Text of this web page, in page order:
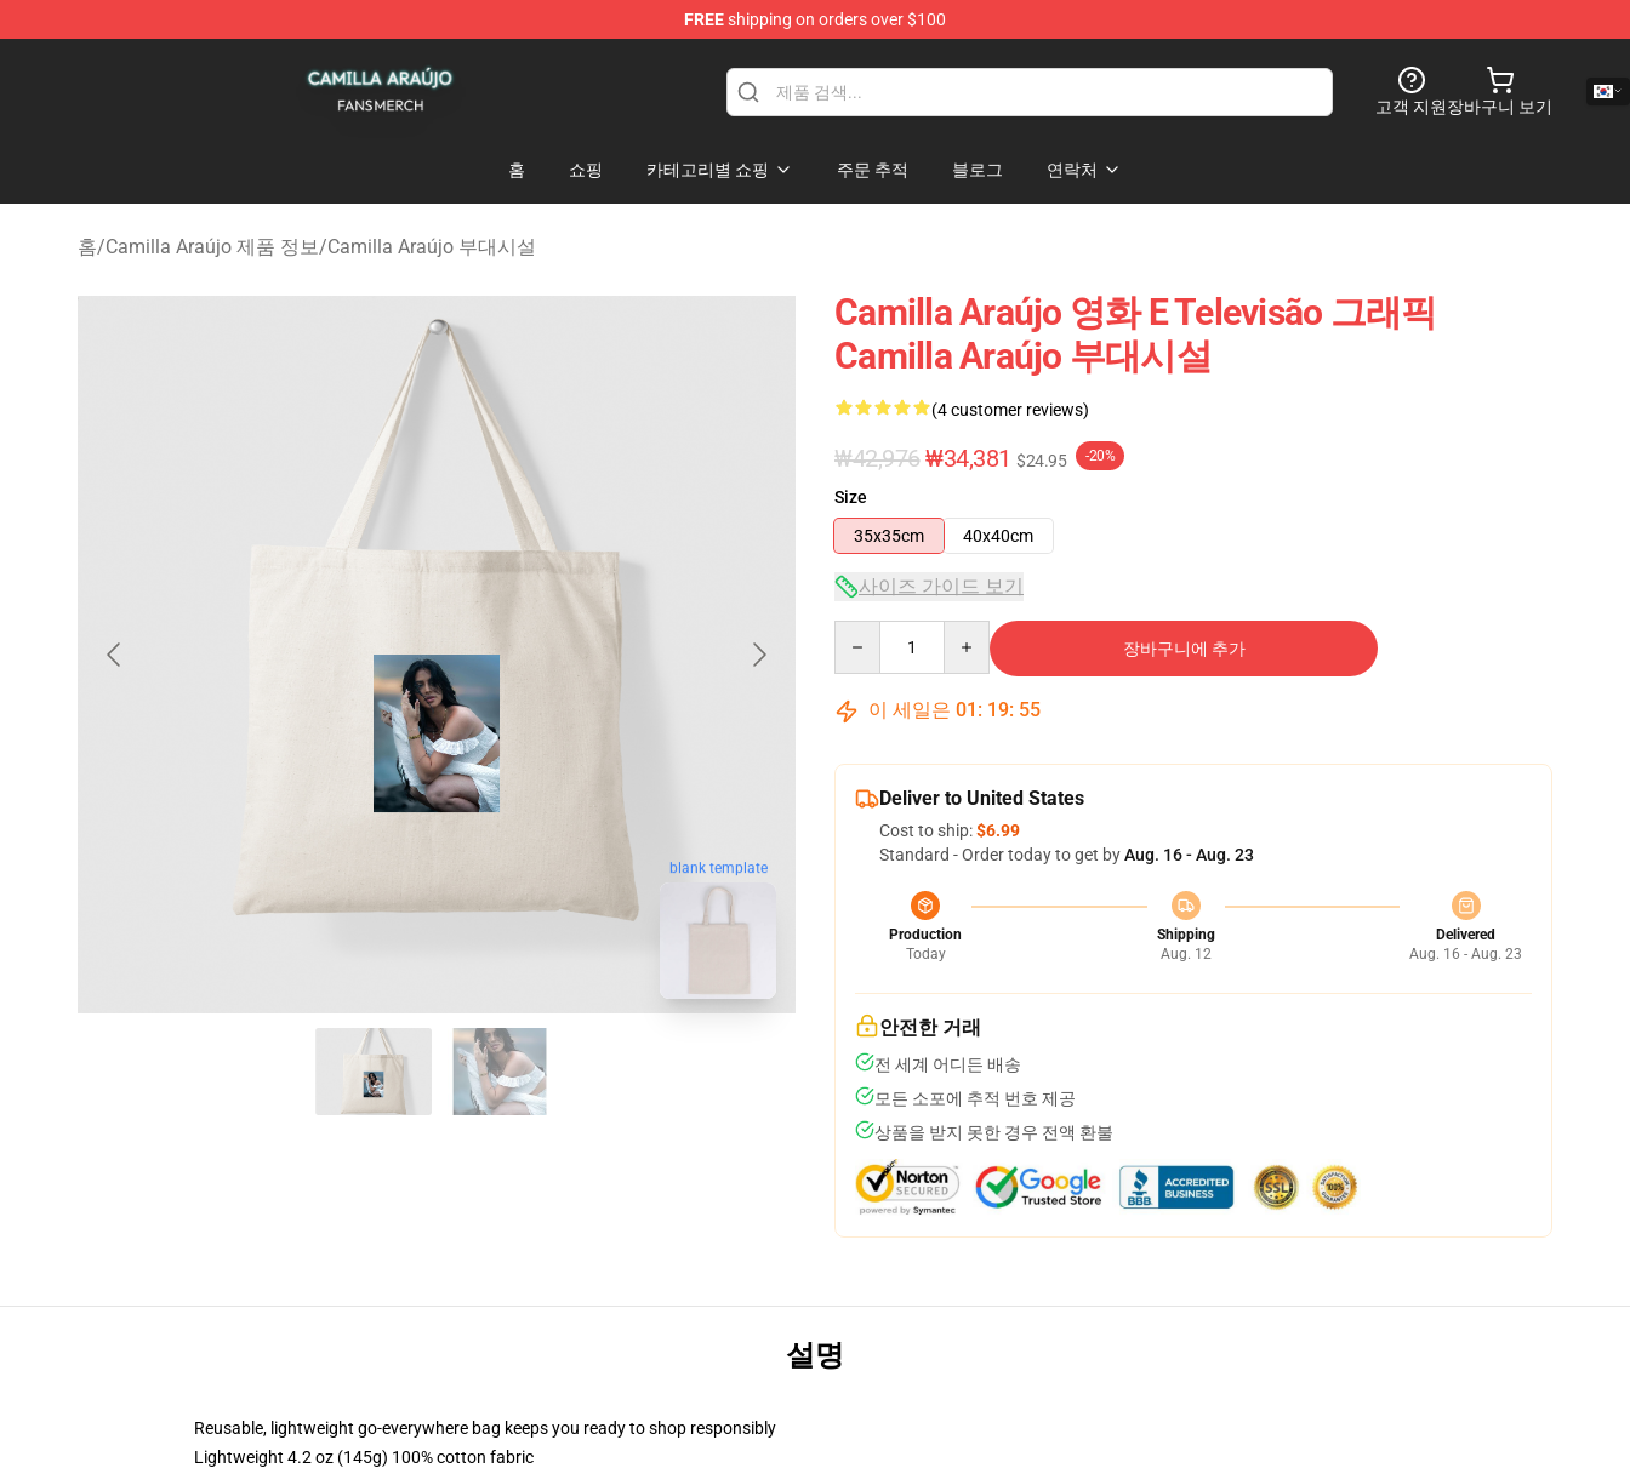
FREEshipping on orders over $100
고객 지원장바구니 보기
홈 쇼핑 카테고리별 쇼핑 주문 추적 블로그 연락처
홈/Camilla Araújo 제품 정보/Camilla Araújo 부대시설
blank template
Camilla Araújo 영화 E Televisão 그래픽
Camilla Araújo 부대시설
(4 customer reviews)
₩42,976₩34,381 $24.95 -20%
Size
35x35cm
40x40cm
사이즈 가이드 보기
장바구니에 추가
이 세일은 01 : 19: 54
Deliver to United States
Cost to ship:$6.99
Standard - Order today to get byAug. 16 - Aug. 23
Production
Today
Shipping
Aug. 12
Delivered
Aug. 16 - Aug. 23
안전한 거래
전 세계 어디든 배송
모든 소포에 추적 번호 제공
상품을 받지 못한 경우 전액 환불
설명
Reusable, lightweight go-everywhere bag keeps you ready to shop responsibly
Lightweight 4.2 oz (145g) 100% cotton fabric